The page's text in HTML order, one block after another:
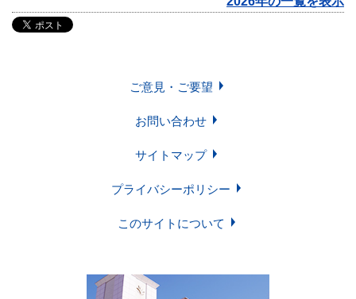
ご意見・ご要望
お問い合わせ
サイトマップ
プライバシーポリシー
このサイトについて